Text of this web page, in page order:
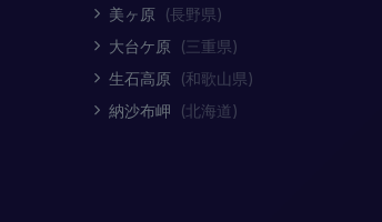
美ヶ原 (長野県)
大台ケ原 (三重県)
生石高原 (和歌山県)
納沙布岬
(北海道)